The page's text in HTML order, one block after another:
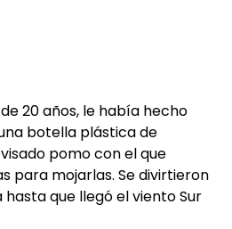
20 años, le había hecho
botella plástica de
pomo con el que
para mojarlas. Se divirtieron
que llegó el viento Sur